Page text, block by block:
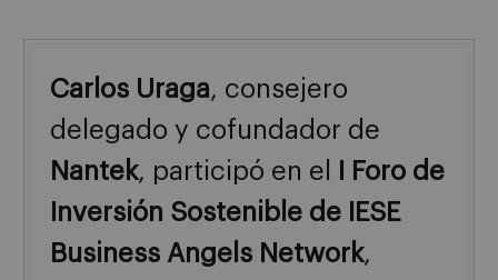
Carlos Uraga, consejero
delegado y cofundador de
Nantek, participó en el
I Foro de
Inversión Sostenible de IESE
Business Angels Network,